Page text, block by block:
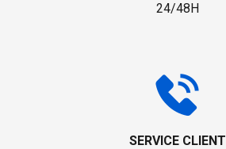
24/48H
SERVICE CLIENT